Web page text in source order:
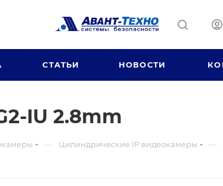
СТАТЬИ НОВОСТИ
IU 2.8mm
— Цилиндрические IP видеокамеры —